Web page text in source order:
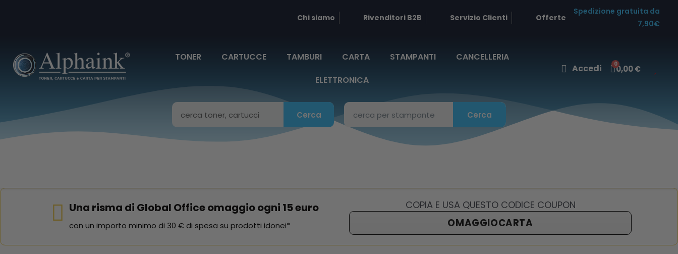
Chi siamo Rivenditori B2B Servizio Clienti Offerte
Spedizione gratuita da
7,90€
TONER CARTUCCE TAMBURI CARTA STAMPANTI
CANCELLERIA
ELETTRONICA
Accedi 0,00 €
Cerca Cerca
Una risma di Global Office omaggio ogni 15 euro
con un importo minimo di 30 € di spesa su prodotti idonei*
COPIA E USA QUESTO CODICE COUPON
OMAGGIOCARTA